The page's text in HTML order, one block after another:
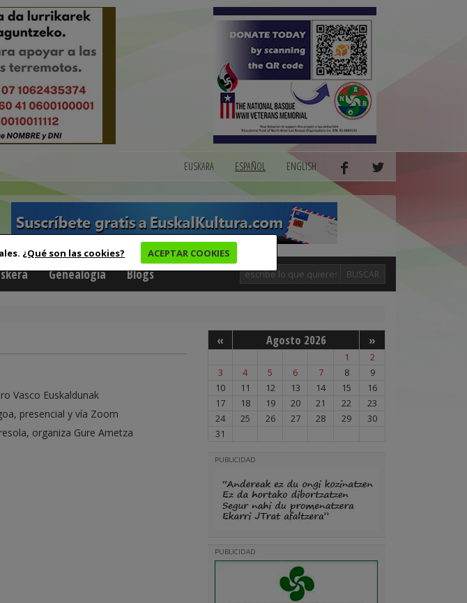
¿Qué son las cookies? ACEPTAR COOKIES
EUSKARA ESPAÑOL ENGLISH
Genealogía Blogs BUSCAR
Vasco Euskaldunak
presencial y vía Zoom
organiza Gure Ametza
« Agosto 2026 »
1
2
3
4 5 6 7 8
9
10
11 12 13 14 15
16
17
18 19 20 21 22
23
24
25 26 27 28 29
30
31
PUBLICIDAD
PUBLICIDAD